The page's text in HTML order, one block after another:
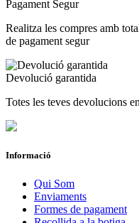
Pagament Segur
Realitza les compres amb
de pagament segur
Devolució garantida
Totes les teves devolucions
Informació
Qui Som
Enviaments
Formes de pagament